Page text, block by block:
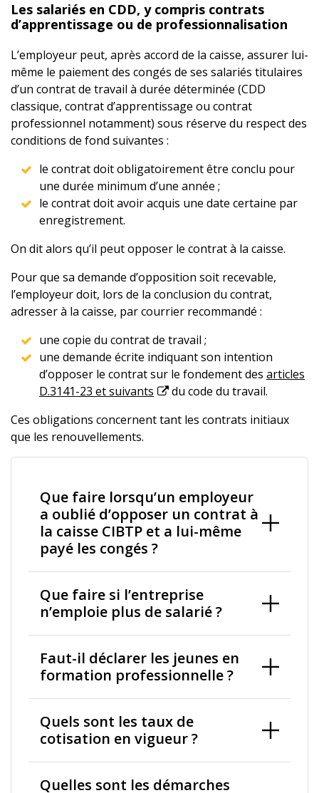
Les salariés en CDD, y compris contrats
d’apprentissage ou de professionnalisation
L’employeur peut, après accord de la caisse, assurer lui-
même le paiement des congés de ses salariés titulaires
d’un contrat de travail à durée déterminée (CDD
classique, contrat d’apprentissage ou contrat
professionnel notamment) sous réserve du respect des
conditions de fond suivantes :
le contrat doit obligatoirement être conclu pour
une durée minimum d’une année ;
le contrat doit avoir acquis une date certaine par
enregistrement.
On dit alors qu’il peut opposer le contrat à la caisse.
Pour que sa demande d’opposition soit recevable,
l’employeur doit, lors de la conclusion du contrat,
adresser à la caisse, par courrier recommandé :
une copie du contrat de travail ;
une demande écrite indiquant son intention
d’opposer le contrat sur le fondement des articles
D.3141-23 et suivants
du code du travail.
Ces obligations concernent tant les contrats initiaux
que les renouvellements.
Que faire lorsqu’un employeur
a oublié d’opposer un contrat à
la caisse CIBTP et a lui-même
payé les congés ?
Que faire si l’entreprise
n’emploie plus de salarié ?
Faut-il déclarer les jeunes en
formation professionnelle ?
Quels sont les taux de
cotisation en vigueur ?
Quelles sont les démarches